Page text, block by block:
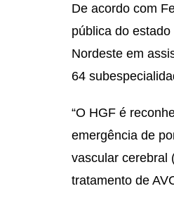
De acordo com
pública do
Nordeste em
64
“O HGF é
emergência de
vascular cerebral
tratamento de